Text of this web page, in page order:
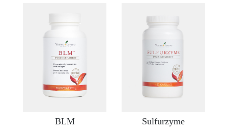
BLM Sulfurzyme